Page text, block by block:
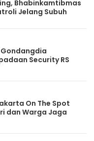
Bhabinkamtibmas
Jelang Subuh
Security RS
On The Spot
dan Warga Jaga